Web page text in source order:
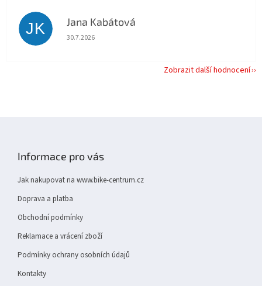
JK Jana Kabátová
Hodnocení obchodu je 5 z 5 hvězdiček.
30.7.2026
Zobrazit další hodnocení
Informace pro vás
Jak nakupovat na www.bike-centrum.cz
Doprava a platba
Obchodní podmínky
Reklamace a vrácení zboží
Podmínky ochrany osobních údajů
Kontakty